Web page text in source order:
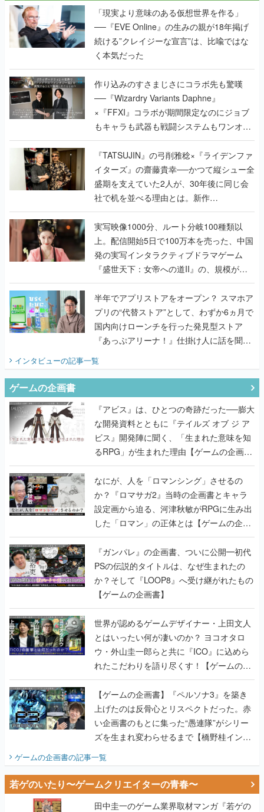
「現実より意味のある仮想世界を作る」
──『EVE Online』の生みの親が18年掲げ
続ける”クレイジーな宣言”は、比喩ではな
く本気だった
作り込みのすさまじさにコラボ先も驚嘆
──『Wizardry Variants Daphne』
×『FFXI』コラボが期間限定なのにジョブ
もキャラも武器も戦闘システムもワンオフ
で作り込まれた理由を両ディレクターに聞
く
『TATSUJIN』の弓削雅稔×『ライデンファ
イターズ』の齋藤貴幸──かつて縦シュー全
盛期を支えていた2人が、30年後に同じ会
社で机を並べる理由とは。新作
『TATSUJIN EXTREME』で初タッグを組
んだレジェンド2人に訊く開発秘話
実写映像1000分、ルート分岐100種類以
上。配信開始5日で100万本を売った、中国
発の実写インタラクティブドラマゲーム
『盛世天下：女帝への道II』の、規模が違
うこだわりをプロデューサーに聞いた
半年でアプリストアをオープン？ スマホア
プリの“代替ストア”として、わずか6ヵ月で
国内向けローンチを行った発見型ストア
『あっぷアリーナ！』仕掛け人に話を聞い
インタビューの記事一覧
ゲームの企画書
『アビス』は、ひとつの奇跡だった──膨大
な開発資料とともに『テイルズ オブ ジ ア
ビス』開発陣に聞く、「生まれた意味を知
るRPG」が生まれた理由【ゲームの企画
書】
なにが、人を「ロマンシング」させるの
か？『ロマサガ2』当時の企画書とキャラ
設定画から迫る、河津秋敏がRPGに生み出
した「ロマン」の正体とは【ゲームの企画
書】
『ガンパレ』の企画書、ついに公開━初代
PSの伝説的タイトルは、なぜ生まれたの
か？そして『LOOP8』へ受け継がれたもの
【ゲームの企画書】
世界が認めるゲームデザイナー・上田文人
とはいったい何が凄いのか？ ヨコオタロ
ウ・外山圭一郎らと共に『ICO』に込めら
れたこだわりを語り尽くす！【ゲームの企
画書】
【ゲームの企画書】『ペルソナ3』を築き
上げたのは反骨心とリスペクトだった。赤
い企画書のもとに集った“愚連隊”がシリー
ズを生まれ変わらせるまで【橋野桂インタ
ゲームの企画書の記事一覧
若ゲのいたり〜ゲームクリエイターの青春〜
田中圭一のゲーム業界取材マンガ『若ゲの